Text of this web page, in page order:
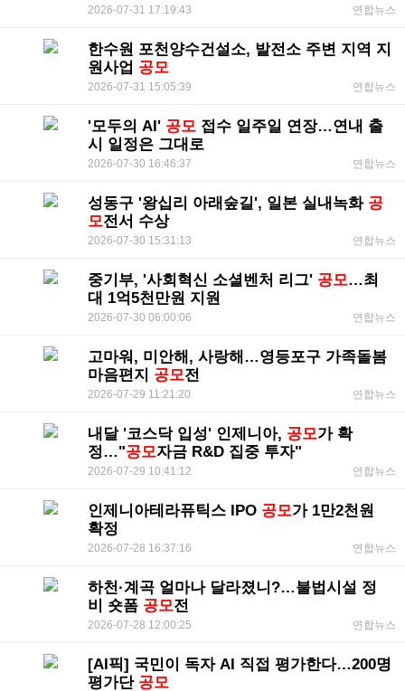
2026-07-31 17:19:43 연합뉴스
한수원 포천양수건설소, 발전소 주변 지역 지
원사업 공모
2026-07-31 15:05:39 연합뉴스
'모두의 AI' 공모 접수 일주일 연장…연내 출
시 일정은 그대로
2026-07-30 16:46:37 연합뉴스
성동구 '왕십리 아래숲길', 일본 실내녹화 공
모전서 수상
2026-07-30 15:31:13 연합뉴스
중기부, '사회혁신 소셜벤처 리그' 공모…최
대 1억5천만원 지원
2026-07-30 06:00:06 연합뉴스
고마워, 미안해, 사랑해…영등포구 가족돌봄
마음편지 공모전
2026-07-29 11:21:20 연합뉴스
내달 '코스닥 입성' 인제니아, 공모가 확
정…"공모자금 R&D 집중 투자"
2026-07-29 10:41:12 연합뉴스
인제니아테라퓨틱스 IPO 공모가 1만2천원
확정
2026-07-28 16:37:16 연합뉴스
하천·계곡 얼마나 달라졌니?…불법시설 정
비 숏폼 공모전
2026-07-28 12:00:25 연합뉴스
[AI픽] 국민이 독자 AI 직접 평가한다…200명
평가단 공모